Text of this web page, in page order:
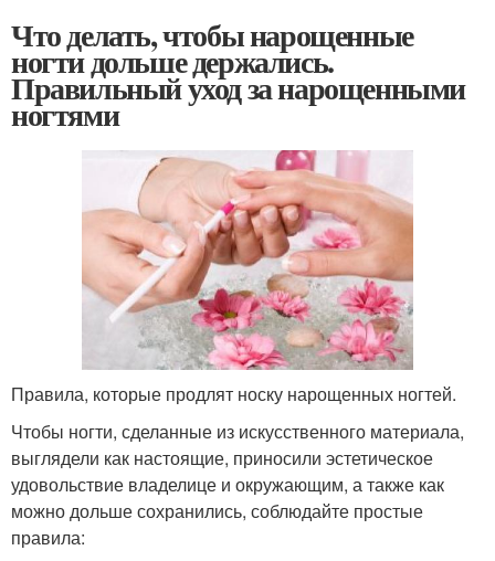
Что делать, чтобы нарощенные
ногти дольше держались.
Правильный уход за нарощенными
ногтями
Правила, которые продлят носку нарощенных ногтей.
Чтобы ногти, сделанные из искусственного материала,
выглядели как настоящие, приносили эстетическое
удовольствие владелице и окружающим, а также как
можно дольше сохранились, соблюдайте простые
правила: